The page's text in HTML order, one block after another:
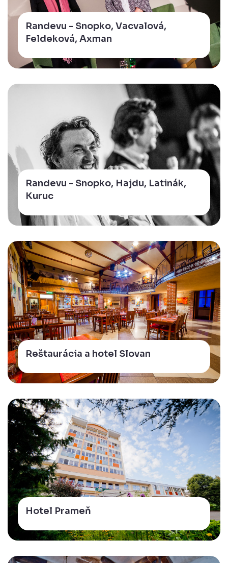
Randevu - Snopko, Vacvalová,
Feldeková, Axman
Randevu - Snopko, Hajdu, Latinák,
Kuruc
Reštaurácia a hotel Slovan
Hotel Prameň